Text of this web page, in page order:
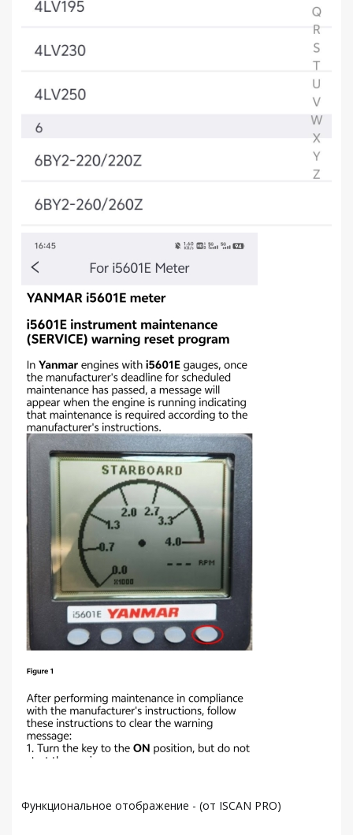
Функциональное отображение - (от ISCAN PRO)